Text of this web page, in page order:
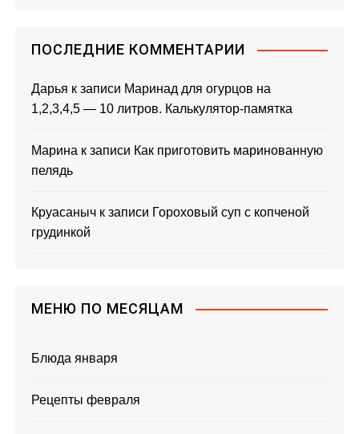
ПОСЛЕДНИЕ КОММЕНТАРИИ
Дарья к записи Маринад для огурцов на
1,2,3,4,5 — 10 литров. Калькулятор-памятка
Марина к записи Как приготовить маринованную
пелядь
Круасаныч к записи Гороховый суп с копченой
грудинкой
МЕНЮ ПО МЕСЯЦАМ
Блюда января
Рецепты февраля